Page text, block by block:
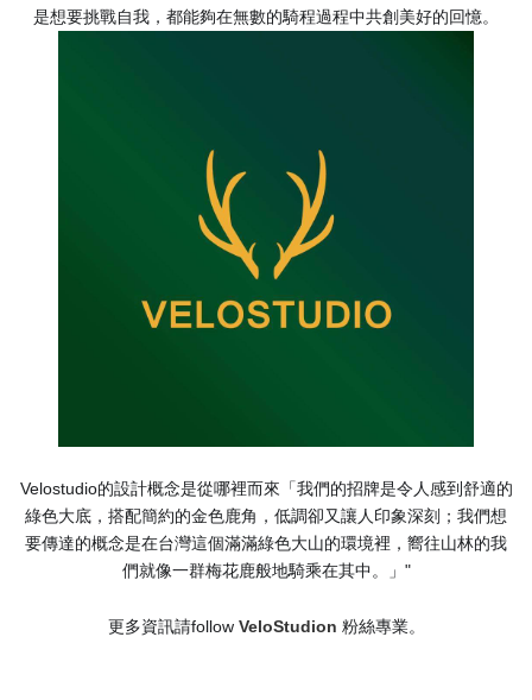
是想要挑戰自我，都能夠在無數的騎程過程中共創美好的回憶。
Velostudio的設計概念是從哪裡而來「我們的招牌是令人感到舒適的
綠色大底，搭配簡約的金色鹿角，低調卻又讓人印象深刻；我們想
要傳達的概念是在台灣這個滿滿綠色大山的環境裡，嚮往山林的我
們就像一群梅花鹿般地騎乘在其中。」"
更多資訊請follow VeloStudion 粉絲專業。